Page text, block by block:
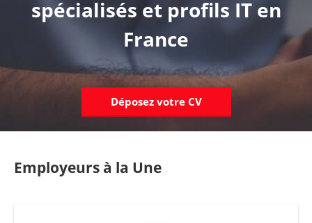
spécialisés et profils IT en
France
Déposez votre CV
Employeurs à la Une